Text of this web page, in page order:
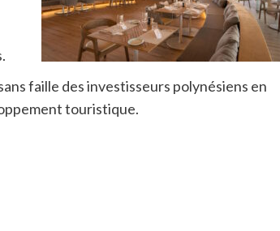
faille des investisseurs polynésiens en
touristique.